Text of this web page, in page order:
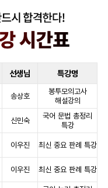
선생님 특강명
송상호
봉투모의고사
해설강의
신민숙
국어 문법 총정리
특강
이우진 최신 중요 판례 특강
이우진 최신 중요 판례 특강